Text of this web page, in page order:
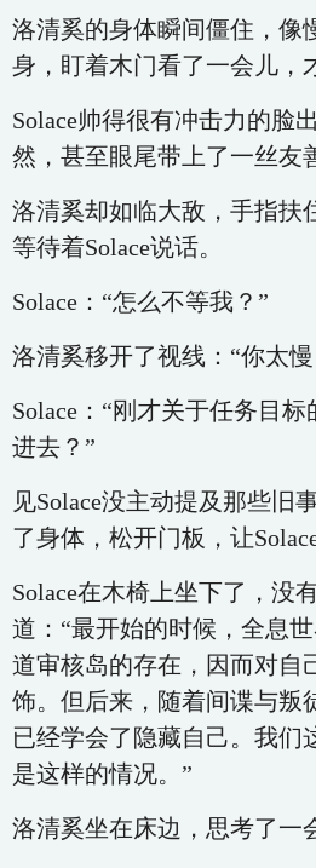
洛清奚的身体瞬间僵住，像
身，盯着木门看了一会儿，
Solace帅得很有冲击力的脸
然，甚至眼尾带上了一丝友
洛清奚却如临大敌，手指扶
等待着Solace说话。
Solace：“怎么不等我？”
洛清奚移开了视线：“你太慢
Solace：“刚才关于任务目
进去？”
见Solace没主动提及那些旧
了身体，松开门板，让
Solace在木椅上坐下了，没
道：“最开始的时候，全息
道审核岛的存在，因而对自
饰。但后来，随着间谍与叛
已经学会了隐藏自己。我们
是这样的情况。”
洛清奚坐在床边，思考了一